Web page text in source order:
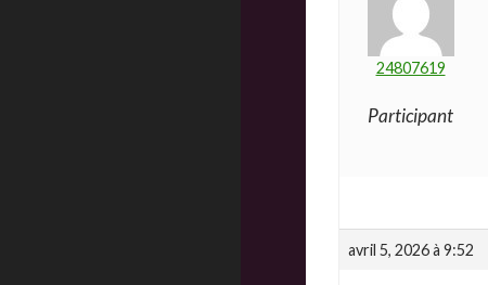
24807619
Participant
avril 5, 2026 à 9:52